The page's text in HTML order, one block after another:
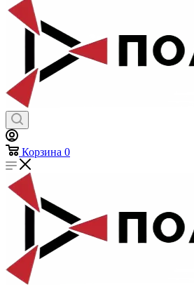
Корзина 0